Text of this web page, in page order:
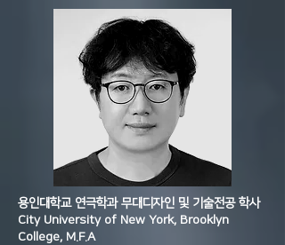
용인대학교 연극학과 무대디자인 및 기술전공 학사
City University of New York, Brooklyn
College, M.F.A